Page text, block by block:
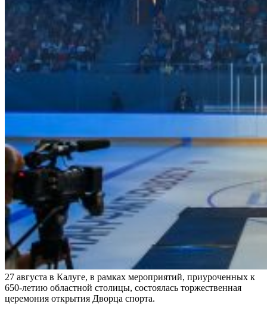
27 августа в Калуге, в рамках мероприятий, приуроченных к
650-летию областной столицы, состоялась торжественная
церемония открытия Дворца спорта.